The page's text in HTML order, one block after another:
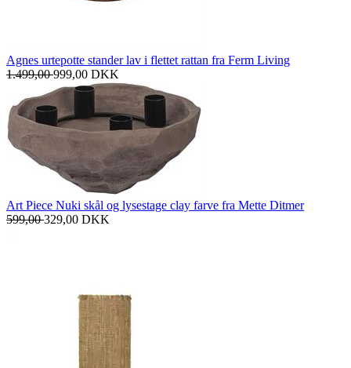
Agnes urtepotte stander lav i flettet rattan fra Ferm Living
1.499,00999,00 DKK
Art Piece Nuki skål og lysestage clay farve fra Mette Ditmer
599,00329,00 DKK